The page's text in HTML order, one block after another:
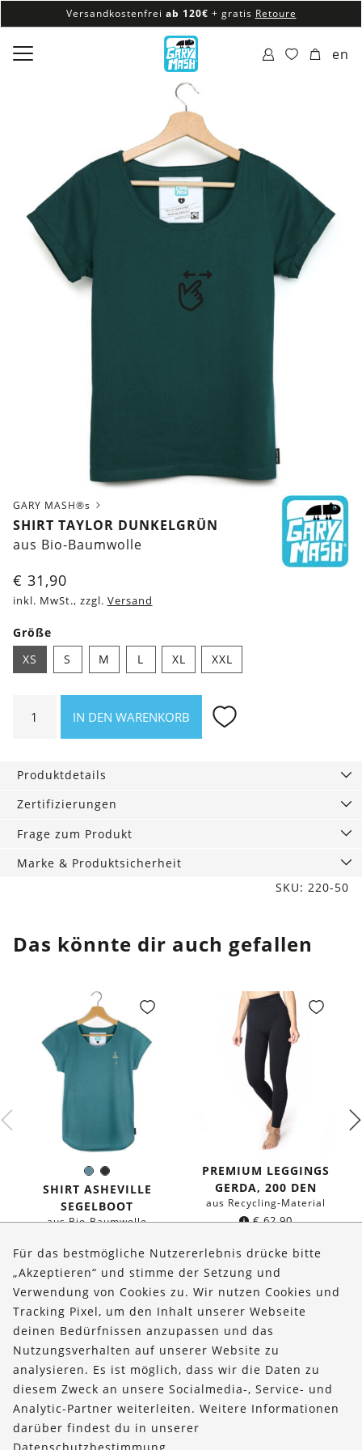
Versandkostenfrei ab 120€ + gratis Retoure
100% veganes & fair produziertes Sortiment
Versandkostenfrei ab 120€
en
GARY MASH®s
SHIRT TAYLOR DUNKELGRÜN
aus Bio-Baumwolle
€ 31,90
inkl. MwSt., zzgl. Versand
Größe
XS
S M L XL XXL
Taylor
Dunkelgrün
IN DEN WARENKORB
Produktdetails
Zertifizierungen
Frage zum Produkt
Marke & Produktsicherheit
SKU: 220-50
Das könnte dir auch gefallen
SeeblauSchwarz
Farbe:
SHIRT ASHEVILLE
SEGELBOOT
aus Bio-Baumwolle
PREMIUM LEGGINGS
GERDA, 200 DEN
aus Recycling-Material
€62,90
Über uns
Bestellungen
Kontakt & Hilfe
FOLLOW US
Für das bestmögliche Nutzererlebnis drücke bitte
„Akzeptieren“ und stimme der Setzung und
Verwendung von Cookies zu. Wir nutzen Cookies und
Tracking Pixel, um den Inhalt unserer Webseite
deinen Bedürfnissen anzupassen und das
Nutzungsverhalten auf unserer Website zu
analysieren. Es ist möglich, dass wir die Daten zu
diesem Zweck an unsere Socialmedia-, Service- und
Analytic-Partner weiterleiten. Weitere Informationen
darüber findest du in unserer